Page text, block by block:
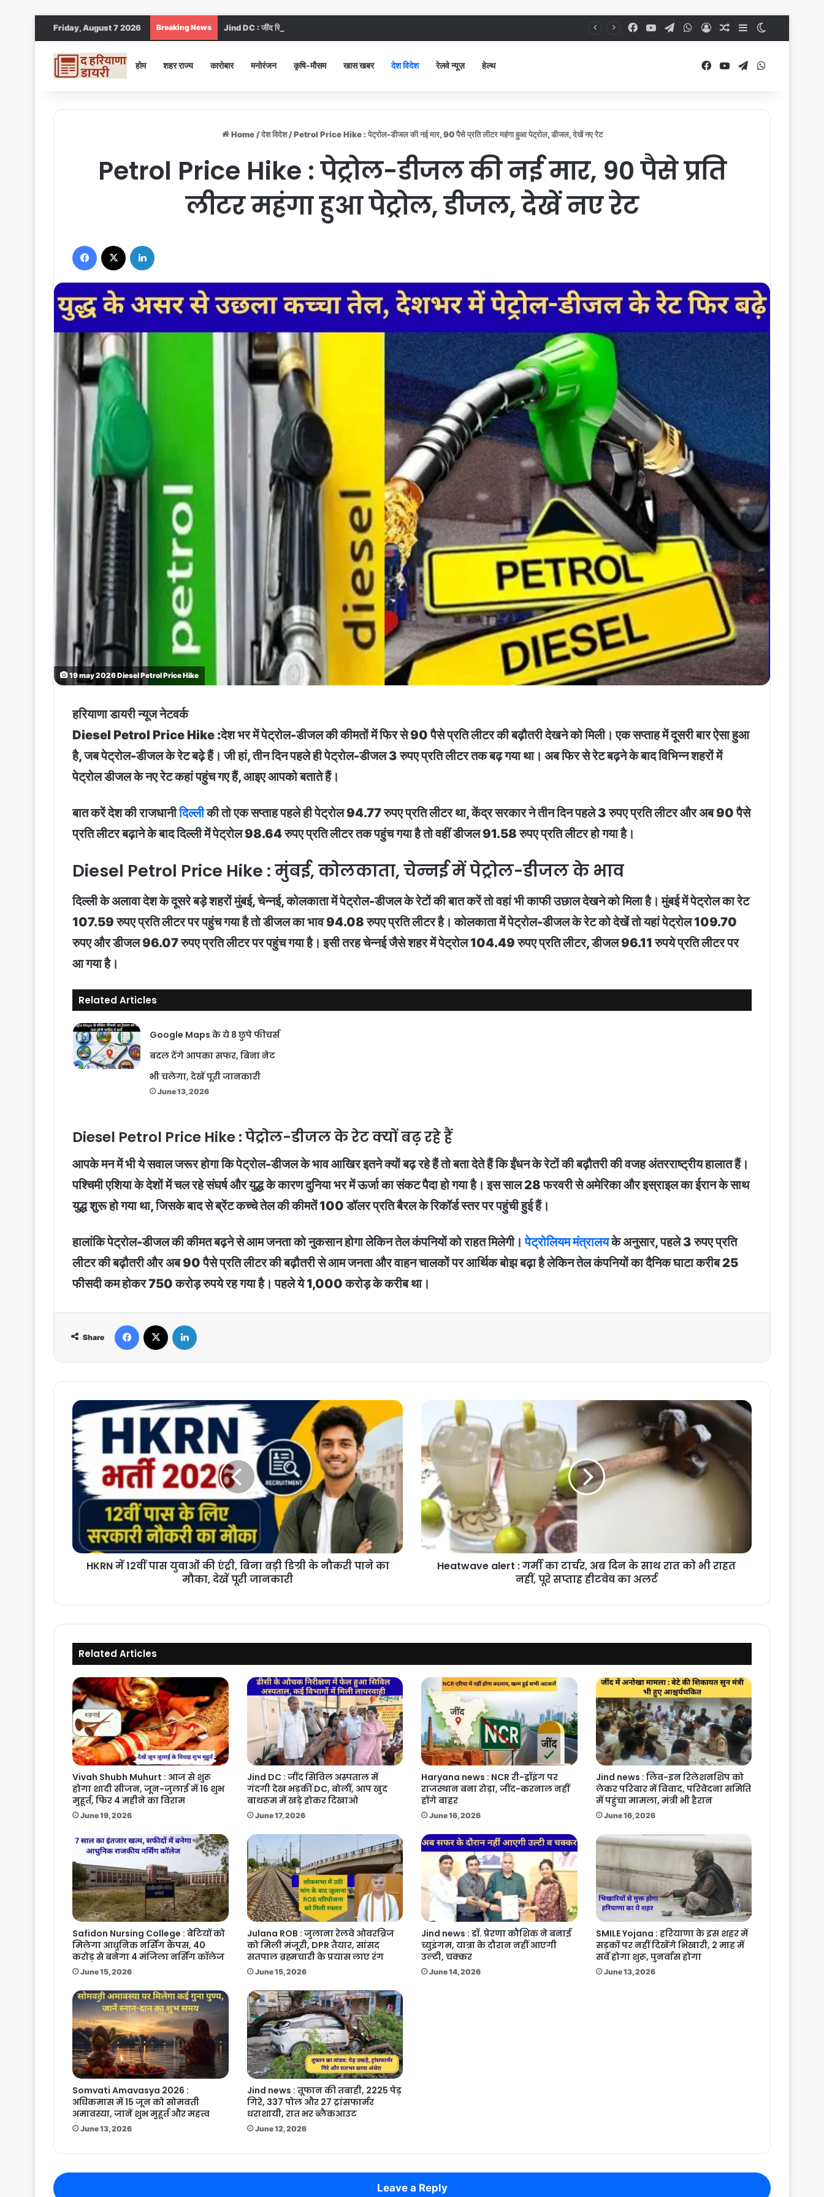
Friday, August 7 2026 Breaking News Jind DC : जींद सिविल अस्पताल में गंदगी देख भड़कीं DC, बोलीं, आप खुद बाथरूम में खड़े होकर दिखाओ Facebook
YouTubeTelegramWhatsApp
Log InRandom Article
Sidebar
होम शहर राज्य कारोबार मनोरंजन कृषि-मौसम खास खबर देश विदेश रेलवे न्यूज़ हेल्थ Facebook
YouTubeTelegram
Home / देश विदेश / Petrol Price Hike : पेट्रोल-डीजल की नई मार, 90 पैसे प्रति लीटर महंगा हुआ पेट्रोल, डीजल, देखें नए रेट
Petrol Price Hike : पेट्रोल-डीजल की नई मार, 90 पैसे प्रति
लीटर महंगा हुआ पेट्रोल, डीजल, देखें नए रेट
Facebook
19 may 2026 Diesel Petrol Price Hike
हरियाणा डायरी न्यूज नेटवर्क
Diesel Petrol Price Hike :देश भर में पेट्रोल-डीजल की कीमतों में फिर से 90 पैसे प्रति लीटर की बढ़ौतरी देखने को मिली। एक सप्ताह में दूसरी बार ऐसा हुआ
है, जब पेट्रोल-डीजल के रेट बढ़े हैं। जी हां, तीन दिन पहले ही पेट्रोल-डीजल 3 रुपए प्रति लीटर तक बढ़ गया था। अब फिर से रेट बढ़ने के बाद विभिन्न शहरों में
पेट्रोल डीजल के नए रेट कहां पहुंच गए हैं, आइए आपको बताते हैं।
बात करें देश की राजधानीदिल्लीकी तो एक सप्ताह पहले ही पेट्रोल 94.77 रुपए प्रति लीटर था, केंद्र सरकार ने तीन दिन पहले 3 रुपए प्रति लीटर और अब 90 पैसे
प्रति लीटर बढ़ाने के बाद दिल्ली में पेट्रोल 98.64 रुपए प्रति लीटर तक पहुंच गया है तो वहीं डीजल 91.58 रुपए प्रति लीटर हो गया है।
Diesel Petrol Price Hike : मुंबई, कोलकाता, चेन्नई में पेट्रोल-डीजल के भाव
दिल्ली के अलावा देश के दूसरे बड़े शहरों मुंबई, चेन्नई, कोलकाता में पेट्रोल-डीजल के रेटों की बात करें तो वहां भी काफी उछाल देखने को मिला है। मुंबई में पेट्रोल का रेट
107.59 रुपए प्रति लीटर पर पहुंच गया है तो डीजल का भाव 94.08 रुपए प्रति लीटर है। कोलकाता में पेट्रोल-डीजल के रेट को देखें तो यहां पेट्रोल 109.70
रुपए और डीजल 96.07 रुपए प्रति लीटर पर पहुंच गया है। इसी तरह चेन्नई जैसे शहर में पेट्रोल 104.49 रुपए प्रति लीटर, डीजल 96.11 रुपये प्रति लीटर पर
आ गया है।
Related Articles
Google Maps के ये 8 छुपे फीचर्स
बदल देंगे आपका सफर, बिना नेट
भी चलेगा, देखें पूरी जानकारी
June 13, 2026
Diesel Petrol Price Hike : पेट्रोल-डीजल के रेट क्यों बढ़ रहे हैं
आपके मन में भी ये सवाल जरूर होगा कि पेट्रोल-डीजल के भाव आखिर इतने क्यों बढ़ रहे हैं तो बता देते हैं कि ईंधन के रेटों की बढ़ौतरी की वजह अंतरराष्ट्रीय हालात हैं।
पश्चिमी एशिया के देशों में चल रहे संघर्ष और युद्ध के कारण दुनिया भर में ऊर्जा का संकट पैदा हो गया है। इस साल 28 फरवरी से अमेरिका और इस्राइल का ईरान के साथ
युद्ध शुरू हो गया था, जिसके बाद से ब्रेंट कच्चे तेल की कीमतें 100 डॉलर प्रति बैरल के रिकॉर्ड स्तर पर पहुंची हुई हैं।
हालांकि पेट्रोल-डीजल की कीमत बढ़ने से आम जनता को नुकसान होगा लेकिन तेल कंपनियों को राहत मिलेगी।पेट्रोलियम मंत्रालयके अनुसार, पहले 3 रुपए प्रति
लीटर की बढ़ौतरी और अब 90 पैसे प्रति लीटर की बढ़ौतरी से आम जनता और वाहन चालकों पर आर्थिक बोझ बढ़ा है लेकिन तेल कंपनियों का दैनिक घाटा करीब 25
फीसदी कम होकर 750 करोड़ रुपये रह गया है। पहले ये 1,000 करोड़ के करीब था।
Share
Facebook
HKRN
में
12वीं
पास
युवाओं
की
एंट्री,
बिना
बड़ी
नौकरी
जानकारी
HKRN में 12वीं पास युवाओं की एंट्री, बिना बड़ी डिग्री के नौकरी पाने का
मौका, देखें पूरी जानकारी
Heatwave
alert
गर्मी
का
टार्चर,
अब
दिन
के
साथ
रात
को
हीटवेव
Heatwave alert : गर्मी का टार्चर, अब दिन के साथ रात को भी राहत
नहीं, पूरे सप्ताह हीटवेव का अलर्ट
Related Articles
Vivah Shubh Muhurt : आज से शुरू
होगा शादी सीजन, जून-जुलाई में 16 शुभ
मुहूर्त, फिर 4 महीने का विराम
June 19, 2026
Jind DC : जींद सिविल अस्पताल में
गंदगी देख भड़कीं DC, बोलीं, आप खुद
बाथरूम में खड़े होकर दिखाओ
June 17, 2026
Haryana news : NCR री-ड्रॉइंग पर
राजस्थान बना रोड़ा, जींद-करनाल नहीं
होंगे बाहर
June 16, 2026
Jind news : लिव-इन रिलेशनशिप को
लेकर परिवार में विवाद, परिवेदना समिति
में पहुंचा मामला, मंत्री भी हैरान
June 16, 2026
Safidon Nursing College : बेटियों को
मिलेगा आधुनिक नर्सिंग कैंपस, 40
करोड़ से बनेगा 4 मंजिला नर्सिंग कॉलेज
June 15, 2026
Julana ROB : जुलाना रेलवे ओवरब्रिज
को मिली मंजूरी, DPR तैयार, सांसद
सतपाल ब्रह्मचारी के प्रयास लाए रंग
June 15, 2026
Jind news : डॉ. प्रेरणा कौशिक ने बनाई
च्युइंगम, यात्रा के दौरान नहीं आएगी
उल्टी, चक्कर
June 14, 2026
SMILE Yojana : हरियाणा के इस शहर में
सड़कों पर नहीं दिखेंगे भिखारी, 2 माह में
सर्वे होगा शुरू, पुनर्वास होगा
June 13, 2026
Somvati Amavasya 2026 :
अधिकमास में 15 जून को सोमवती
अमावस्या, जानें शुभ मुहूर्त और महत्व
June 13, 2026
Jind news : तूफान की तबाही, 2225 पेड़
गिरे, 337 पोल और 27 ट्रांसफार्मर
धराशायी, रात भर ब्लैकआउट
June 12, 2026
Leave a Reply